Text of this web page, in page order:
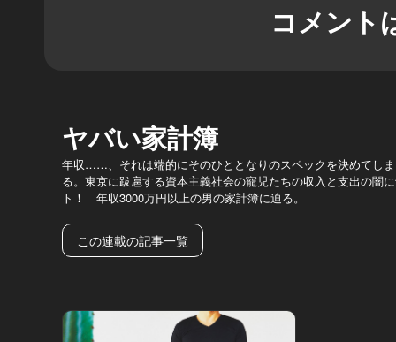
コメント
ヤバい家計簿
年収……、それは端的にそのひととなりのスペックを決めてし
る。東京に跋扈する資本主義社会の寵児たちの収入と支出の闇
ト！ 年収3000万円以上の男の家計簿に迫る。
この連載の記事一覧